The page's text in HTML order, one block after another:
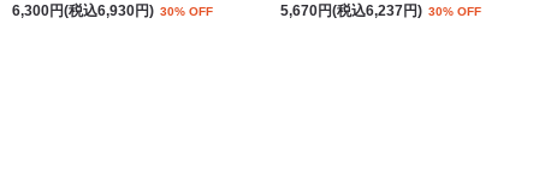
6,300円(税込6,930円) 30% OFF
5,670円(税込6,237円) 30% OFF